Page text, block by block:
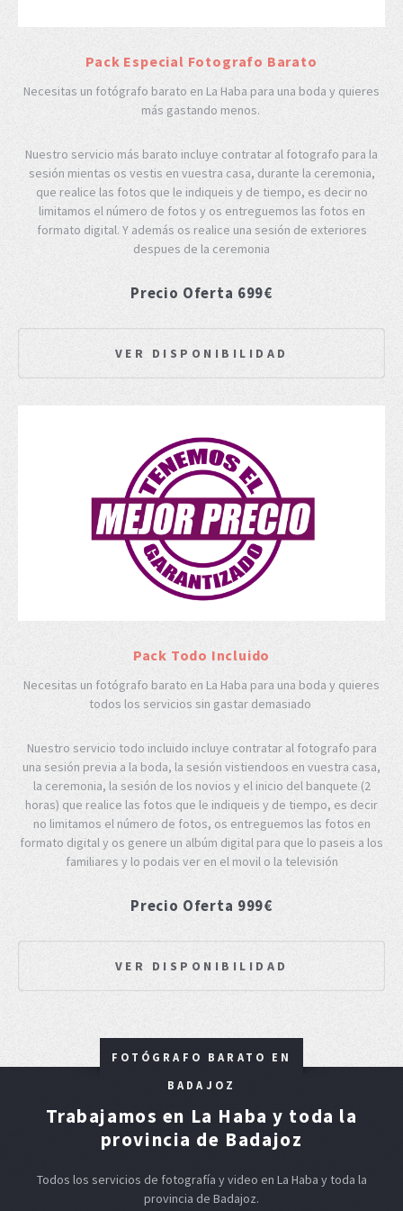
Pack Especial Fotografo Barato
Necesitas un fotógrafo barato en La Haba para una boda y quieres
más gastando menos.
Nuestro servicio más barato incluye contratar al fotografo para la
sesión mientas os vestis en vuestra casa, durante la ceremonia,
que realice las fotos que le indiqueis y de tiempo, es decir no
limitamos el número de fotos y os entreguemos las fotos en
formato digital. Y además os realice una sesión de exteriores
despues de la ceremonia
Precio Oferta 699€
VER DISPONIBILIDAD
Pack Todo Incluido
Necesitas un fotógrafo barato en La Haba para una boda y quieres
todos los servicios sin gastar demasiado
Nuestro servicio todo incluido incluye contratar al fotografo para
una sesión previa a la boda, la sesión vistiendoos en vuestra casa,
la ceremonia, la sesión de los novios y el inicio del banquete (2
horas) que realice las fotos que le indiqueis y de tiempo, es decir
no limitamos el número de fotos, os entreguemos las fotos en
formato digital y os genere un albúm digital para que lo paseis a los
familiares y lo podais ver en el movil o la televisión
Precio Oferta 999€
VER DISPONIBILIDAD
FOTÓGRAFO BARATO EN
BADAJOZ
Trabajamos en La Haba y toda la
provincia de Badajoz
Todos los servicios de fotografía y video en La Haba y toda la
provincia de Badajoz.